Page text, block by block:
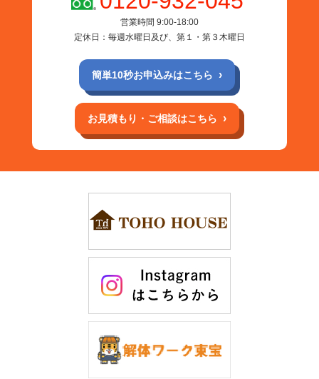
営業時間 9:00-18:00
定休日：毎週水曜日及び、第１・第３木曜日
簡単10秒お申込みはこちら
お見積もり・ご相談はこちら